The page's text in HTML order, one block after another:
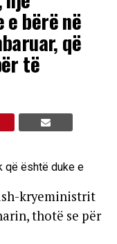
e bërë në
që
të
kryeministrit
thotë se për